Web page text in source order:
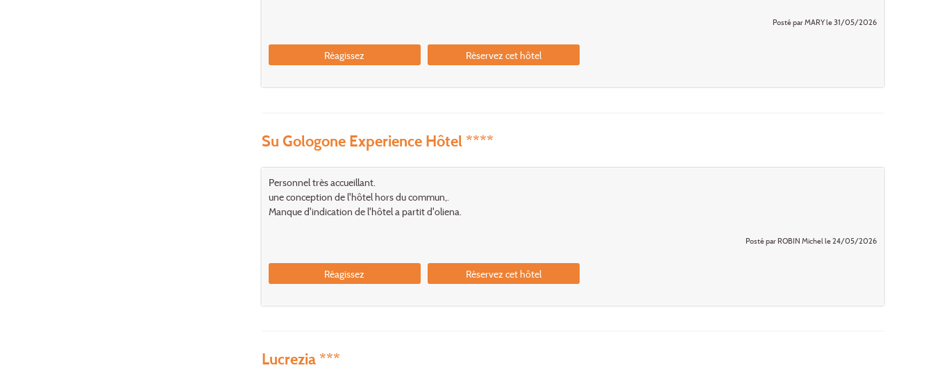
Posté par MARY le 31/05/2026
Réagissez Réservez cet hôtel
Su Gologone Experience Hôtel ****
Personnel très accueillant.
une conception de l'hôtel hors du commun,.
Manque d'indication de l'hôtel a partit d'oliena.
Posté par ROBIN Michel le 24/05/2026
Réagissez Réservez cet hôtel
Lucrezia ***